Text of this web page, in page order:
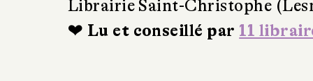
Librairie Saint-Christophe
❤ Lu et conseillé par 11